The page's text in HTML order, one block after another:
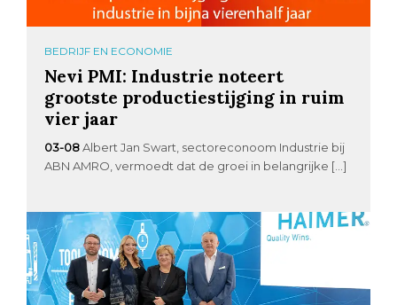
BEDRIJF EN ECONOMIE
Nevi PMI: Industrie noteert
grootste productiestijging in ruim
vier jaar
03-08 Albert Jan Swart, sectoreconoom Industrie bij
ABN AMRO, vermoedt dat de groei in belangrijke […]